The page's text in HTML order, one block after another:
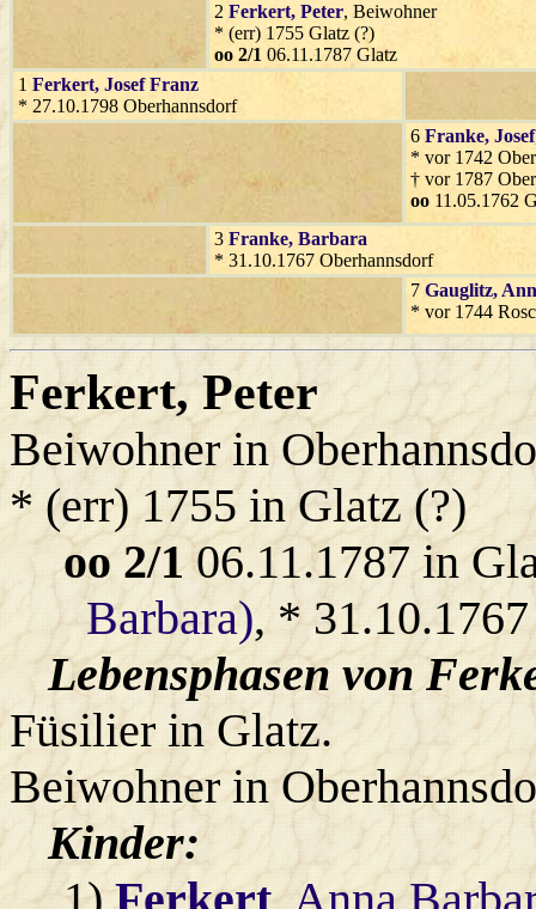
2 Ferkert, Peter, Beiwohner
* (err) 1755 Glatz (?)
oo 2/1 06.11.1787 Glatz
1 Ferkert, Josef Franz
* 27.10.1798 Oberhannsdorf
6 Franke, Josef
* vor 1742
† vor 1787
oo 11.05.1762
3 Franke, Barbara
* 31.10.1767 Oberhannsdorf
7 Gauglitz,
* vor 1744
Ferkert, Peter
Beiwohner in
* (err) 1755 in Glatz (?)
oo 2/106.11.1787 in
Barbara), *
Lebensphasen von
Füsilier in Glatz.
Beiwohner in
Kinder: